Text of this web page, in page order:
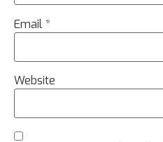
Email*
Website